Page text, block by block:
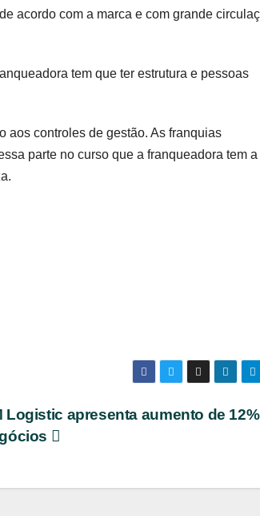
acordo com a marca e com grande
tem que ter estrutura e pessoas
aos controles de gestão. As franquias
parte no curso que a franqueadora tem
Logistic apresenta aumento de